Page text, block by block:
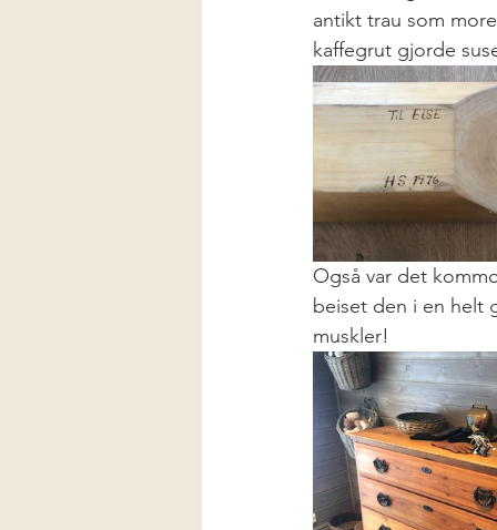
antikt trau som
kaffegrut gjorde
Også var det
beiset den i en helt
muskler!